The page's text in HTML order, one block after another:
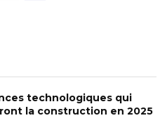
technologiques qui
la construction en 2025